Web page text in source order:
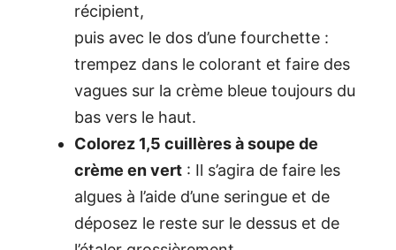
récipient,
puis avec le dos d’une fourchette :
trempez dans le colorant et faire des
vagues sur la crème bleue toujours du
bas vers le haut.
Colorez 1,5 cuillères à soupe de
crème en vert : Il s’agira de faire les
algues à l’aide d’une seringue et de
déposez le reste sur le dessus et de